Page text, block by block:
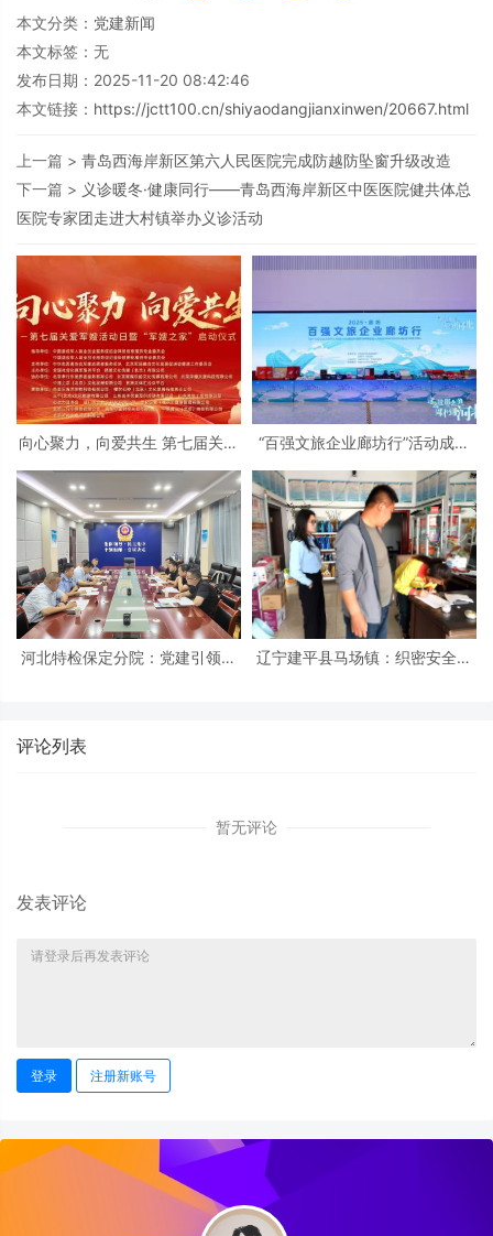
本文分类： 党建新闻
本文标签：无
发布日期：2025-11-20 08:42:46
本文链接： https://jctt100.cn/shiyaodangjianxinwen/20667.html
上一篇 > 青岛西海岸新区第六人民医院完成防越防坠窗升级改造
下一篇 > 义诊暖冬·健康同行——青岛西海岸新区中医医院健共体总
医院专家团走进大村镇举办义诊活动
向心聚力，向爱共生 第七届关爱
式在京隆重举行
“百强文旅企业廊坊行”活动成功
河北特检保定分院：党建引领促
辽宁建平县马场镇：织密安全防
评论列表
暂无评论
发表评论
登录 注册新账号